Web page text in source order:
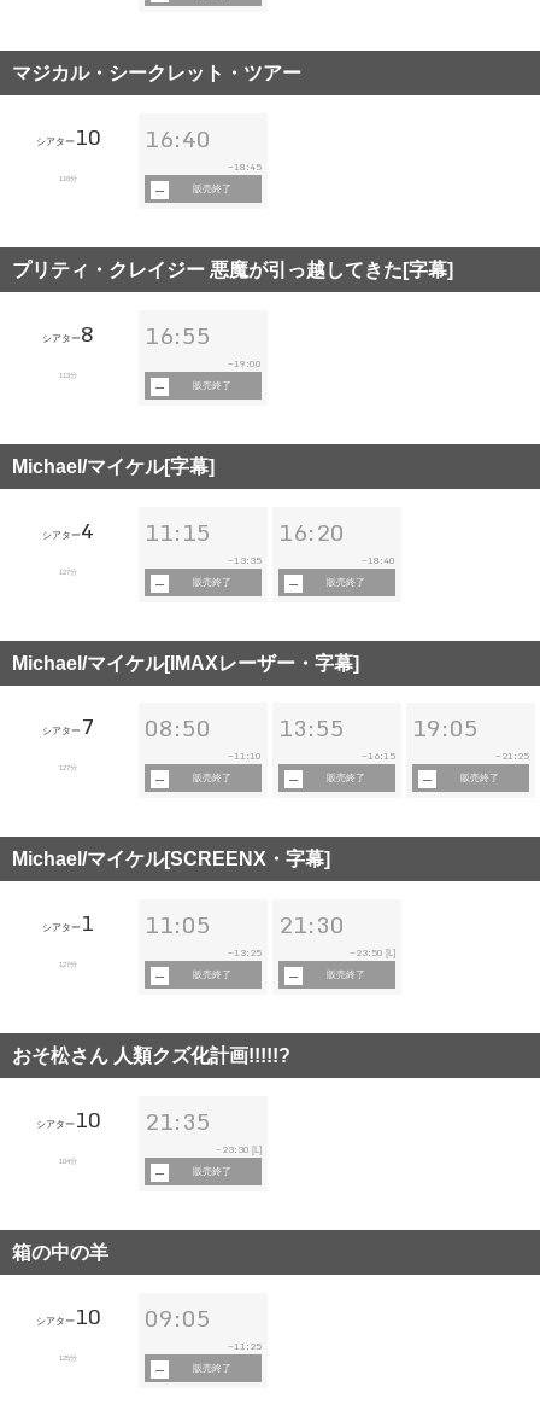
マジカル・シークレット・ツアー
シアター10
116分
16:40
~18:45
販売終了
プリティ・クレイジー 悪魔が引っ越してきた[字幕]
シアター8
113分
16:55
~19:00
販売終了
Michael/マイケル[字幕]
シアター4
127分
11:15
~ 13:35
販売終了
16:20
~ 18:40
販売終了
Michael/マイケル[IMAXレーザー・字幕]
シアター 7
127分
08:50
~11:10
販売終了
13:55
~16:15
販売終了
19:05
~ 21:25
販売終了
Michael/マイケル[SCREENX・字幕]
シアター 1
127分
11:05
~13:25
販売終了
21:30
~ 23:50 [L]
販売終了
おそ松さん 人類クズ化計画!!!!!?
シアター10
104分
21:35
~ 23:30 [L]
販売終了
箱の中の羊
シアター10
125分
09:05
~11:25
販売終了